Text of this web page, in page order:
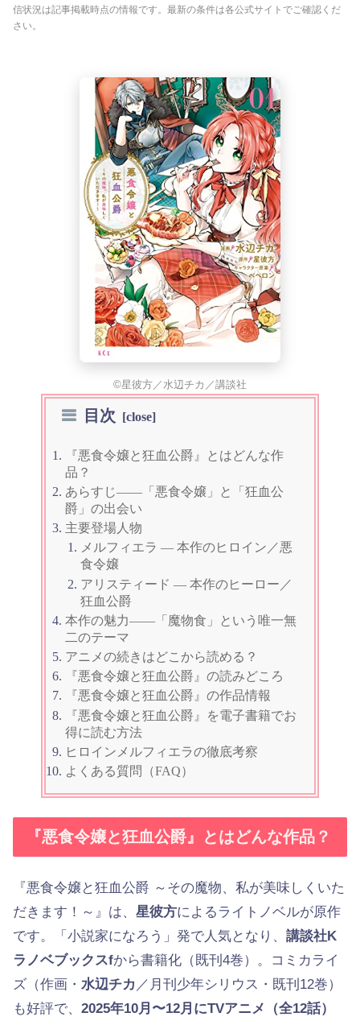
信状況は記事掲載時点の情報です。最新の条件は各公式サイトでご確認くだ
さい。
©星彼方／水辺チカ／講談社
目次
『悪食令嬢と狂血公爵』とはどんな作
品？
あらすじ——「悪食令嬢」と「狂血公
爵」の出会い
主要登場人物
メルフィエラ — 本作のヒロイン／悪
食令嬢
アリスティード — 本作のヒーロー／
狂血公爵
本作の魅力——「魔物食」という唯一無
二のテーマ
アニメの続きはどこから読める？
『悪食令嬢と狂血公爵』の読みどころ
『悪食令嬢と狂血公爵』の作品情報
『悪食令嬢と狂血公爵』を電子書籍でお
得に読む方法
ヒロインメルフィエラの徹底考察
よくある質問（FAQ）
『悪食令嬢と狂血公爵』とはどんな作品？
『悪食令嬢と狂血公爵 ～その魔物、私が美味しくいた
だきます！～』は、 星彼方によるライトノベルが原作
です。「小説家になろう」発で人気となり、 講談社K
ラノベブックスfから書籍化（既刊4巻）。コミカライ
ズ（作画・ 水辺チカ ／月刊少年シリウス・既刊12巻）
も好評で、 2025年10月〜12月にTVアニメ（全12話）